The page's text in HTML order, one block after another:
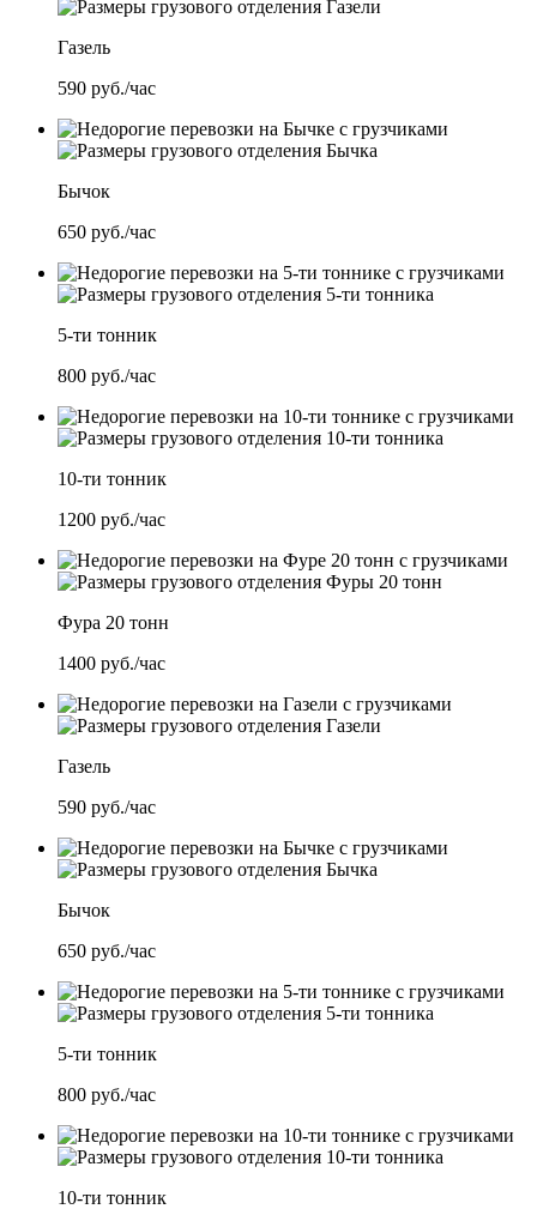
Газель
590 руб./час
Бычок
650 руб./час
5-ти тонник
800 руб./час
10-ти тонник
1200 руб./час
Фура 20 тонн
1400 руб./час
Газель
590 руб./час
Бычок
650 руб./час
5-ти тонник
800 руб./час
10-ти тонник